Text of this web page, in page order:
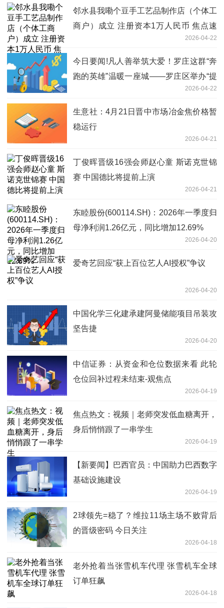
邻水县我嘞个豆手工艺品制作店（个体工
商户）成立 注册资本1万人民币 焦点速
2026-04-22
今日要闻!凡人善举筑大爱！罗庄这群“奔
跑的英雄”温暖一座城——罗庄区举办“提
升应急能力 赋能身边群众”文明实践活动
2026-04-22
生意社：4月21日晋中市场冶金焦价格暂
稳运行
2026-04-21
丁俊晖晋级16强会师赵心童 斯诺克世锦
赛 中国德比将提前上演
2026-04-21
东睦股份(600114.SH)：2026年一季度归
母净利润1.26亿元，同比增加12.69%
2026-04-20
爱奇艺回应“获上百位艺人AI授权”争议
2026-04-20
中国化学三化建承建阿曼储能项目吊装攻
坚告捷
2026-04-20
中信证券：从资金和仓位数据来看 此轮
仓位回补过程未结束-观焦点
2026-04-19
焦点热文：视频｜老师突发低血糖离开，
身后悄悄跟了一串学生
2026-04-19
【新要闻】巴西官员：中国助力巴西数字
基础设施建设
2026-04-19
2球领先=稳了？维拉11场主场不败背后
的晋级密码 今日关注
2026-04-18
老外抢着当张雪机车代理 张雪机车全球
订单狂飙
2026-04-18